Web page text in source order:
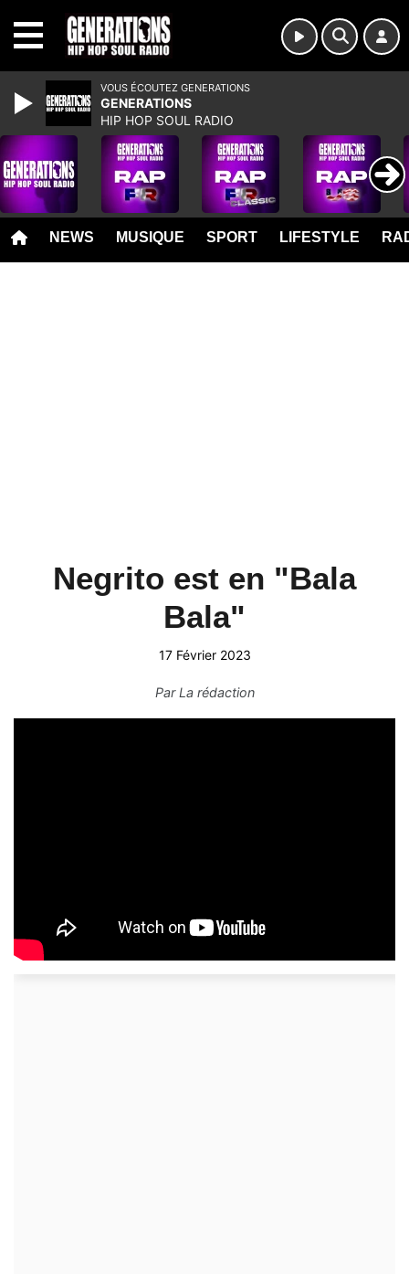
NEWS MUSIQUE SPORT LIFESTYLE
Negrito est en "Bala
Bala"
17 Février 2023
ParLa rédaction
VOUS ÉCOUTEZ GENERATIONS
GENERATIONS
HIP HOP SOUL RADIO